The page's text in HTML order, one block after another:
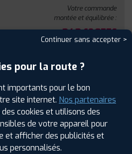
Votre commande
montée et équilibrée :
343.60€TTC
ÉTIQUETAGE
Continuer sans accepter >
pour la route ?
importants pour le bon
site internet. Nos partenaires
cookies et utilisons des
de votre appareil pour
et afficher des publicités et
personnalisés.